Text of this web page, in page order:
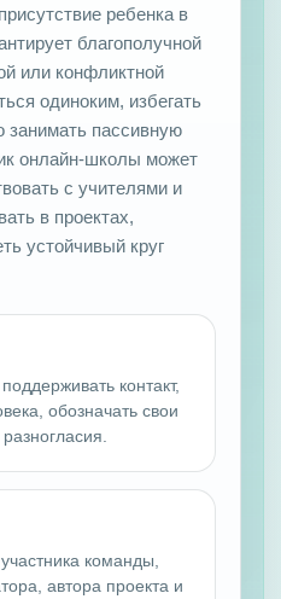
ребенка в
благополучной
или конфликтной
одиноким, избегать
занимать пассивную
онлайн-школы может
с учителями и
в проектах,
устойчивый круг
контакт,
обозначать свои
команды,
автора проекта и